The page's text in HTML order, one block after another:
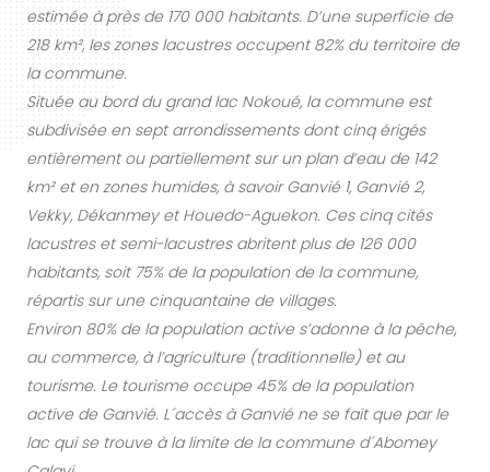
estimée à près de 170 000 habitants. D’une superficie de
218 km², les zones lacustres occupent 82% du territoire de
la commune.
Située au bord du grand lac Nokoué, la commune est
subdivisée en sept arrondissements dont cinq érigés
entièrement ou partiellement sur un plan d’eau de 142
km² et en zones humides, à savoir Ganvié 1, Ganvié 2,
Vekky, Dékanmey et Houedo-Aguekon. Ces cinq cités
lacustres et semi-lacustres abritent plus de 126 000
habitants, soit 75% de la population de la commune,
répartis sur une cinquantaine de villages.
Environ 80% de la population active s’adonne à la pêche,
au commerce, à l’agriculture (traditionnelle) et au
tourisme. Le tourisme occupe 45% de la population
active de Ganvié. L´accès à Ganvié ne se fait que par le
lac qui se trouve à la limite de la commune d´Abomey